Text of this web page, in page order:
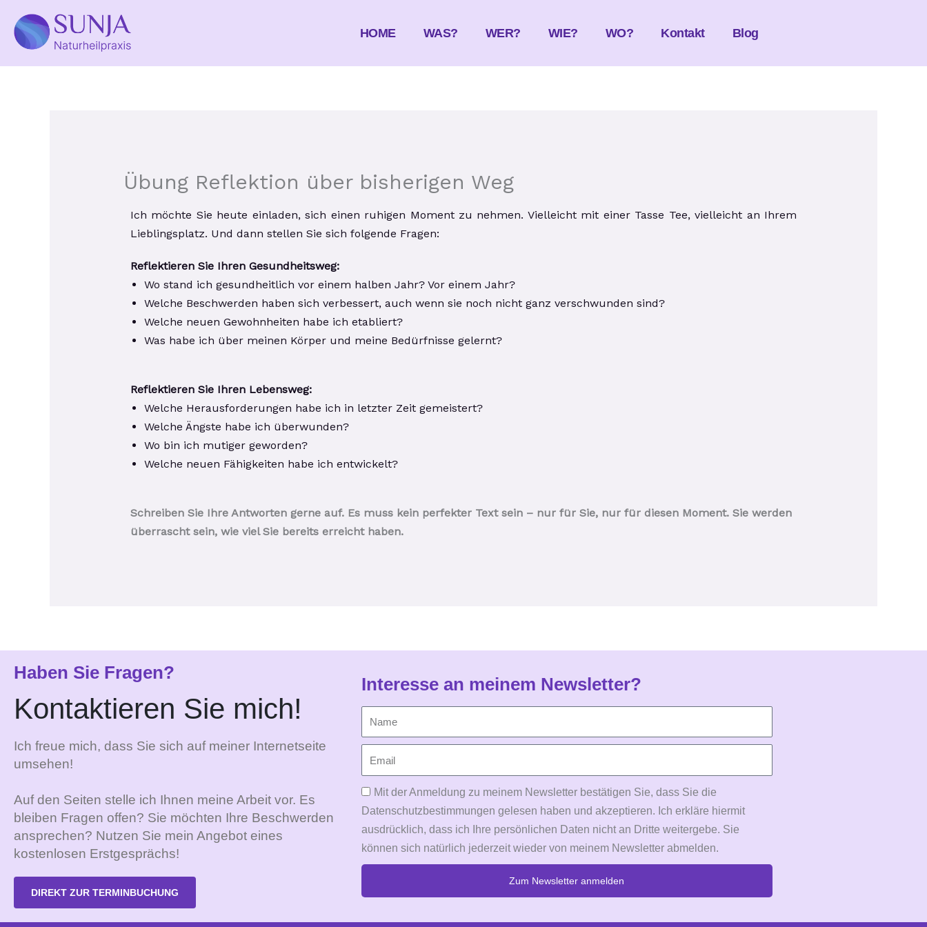
Inhalt
springen
HOME WAS? WER? WIE? WO? Kontakt Blog
Übung Reflektion über bisherigen Weg
Ich möchte Sie heute einladen, sich einen ruhigen Moment zu nehmen. Vielleicht mit einer Tasse Tee, vielleicht an Ihrem
Lieblingsplatz. Und dann stellen Sie sich folgende Fragen:
Reflektieren Sie Ihren Gesundheitsweg:
Wo stand ich gesundheitlich vor einem halben Jahr? Vor einem Jahr?
Welche Beschwerden haben sich verbessert, auch wenn sie noch nicht ganz verschwunden sind?
Welche neuen Gewohnheiten habe ich etabliert?
Was habe ich über meinen Körper und meine Bedürfnisse gelernt?
Reflektieren Sie Ihren Lebensweg:
Welche Herausforderungen habe ich in letzter Zeit gemeistert?
Welche Ängste habe ich überwunden?
Wo bin ich mutiger geworden?
Welche neuen Fähigkeiten habe ich entwickelt?
Schreiben Sie Ihre Antworten gerne auf. Es muss kein perfekter Text sein – nur für Sie, nur für diesen Moment. Sie werden
überrascht sein, wie viel Sie bereits erreicht haben.
Haben Sie Fragen?
Kontaktieren Sie mich!
Ich freue mich, dass Sie sich auf meiner Internetseite
umsehen!
Auf den Seiten stelle ich Ihnen meine Arbeit vor. Es
bleiben Fragen offen? Sie möchten Ihre Beschwerden
ansprechen? Nutzen Sie mein Angebot eines
kostenlosen Erstgesprächs!
DIREKT ZUR TERMINBUCHUNG
Interesse an meinem Newsletter?
Mit der Anmeldung zu meinem Newsletter bestätigen Sie, dass Sie die
Datenschutzbestimmungen gelesen haben und akzeptieren. Ich erkläre hiermit
ausdrücklich, dass ich Ihre persönlichen Daten nicht an Dritte weitergebe. Sie
können sich natürlich jederzeit wieder von meinem Newsletter abmelden.
Zum Newsletter anmelden